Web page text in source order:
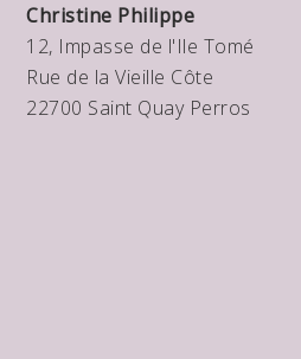
Christine Philippe
12, Impasse de l'Ile Tomé
Rue de la Vieille Côte
22700 Saint Quay Perros